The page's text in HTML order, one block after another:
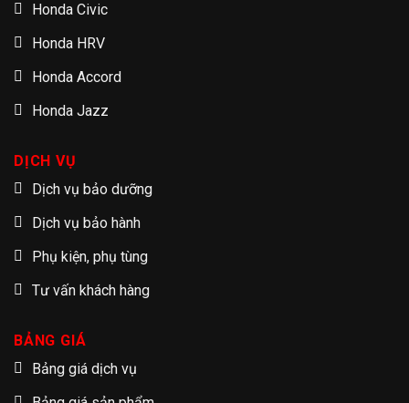
Honda Civic
Honda HRV
Honda Accord
Honda Jazz
DỊCH VỤ
Dịch vụ bảo dưỡng
Dịch vụ bảo hành
Phụ kiện, phụ tùng
Tư vấn khách hàng
BẢNG GIÁ
Bảng giá dịch vụ